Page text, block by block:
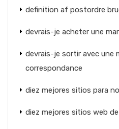
definition af postordre
devrais-je acheter une
devrais-je sortir avec une
correspondance
diez mejores sitios para
diez mejores sitios web